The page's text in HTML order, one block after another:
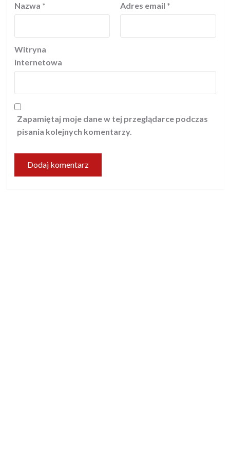
Nazwa * Adres email *
Witryna
internetowa
Zapamiętaj moje dane w tej przeglądarce podczas
pisania kolejnych komentarzy.